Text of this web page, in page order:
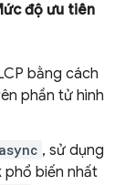
độ ưu tiên
bằng cách
phần tử hình
async , sử dụng
phổ biến nhất